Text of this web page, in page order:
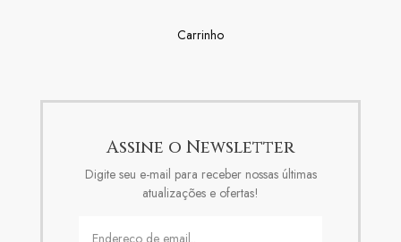
Carrinho
Assine o Newsletter
Digite seu e-mail para receber nossas últimas
atualizações e ofertas!